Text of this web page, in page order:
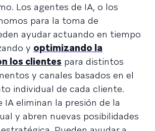
Los agentes de IA, o los
para la toma de
ayudar actuando en tiempo
y optimizando la
los clientes para distintos
y canales basados en el
individual de cada cliente.
IA eliminan la presión de la
y abren nuevas posibilidades